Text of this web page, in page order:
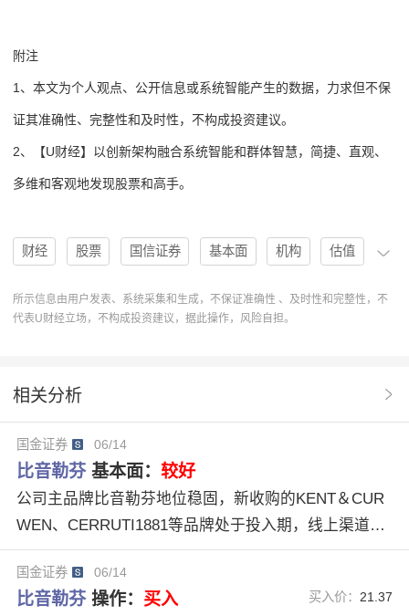
附注
1、本文为个人观点、公开信息或系统智能产生的数据，力求但不保
证其准确性、完整性和及时性，不构成投资建议。
2、【U财经】以创新架构融合系统智能和群体智慧，简捷、直观、
多维和客观地发现股票和高手。
财经 股票 国信证券 基本面 机构 估值
评级 分析 趋势 研报 投资建议
股票分析
第二成长曲线 比音勒芬（002832）
零售数字化体系 品牌运营经验
所示信息由用户发表、系统采集和生成，不保证准确性 、及时性和完整性，不
代表U财经立场，不构成投资建议，据此操作，风险自担。
相关分析
国金证券 06/14
比音勒芬 基本面： 较好
公司主品牌比音勒芬地位稳固，新收购的KENT＆CUR
WEN、CERRUTI1881等品牌处于投入期，线上渠道进
入快速发展阶段，有望持续受益于高端消费和户外经济
红利。预计26-28年公司归母净利润分别为7.20/9.07/10.
84亿元，同比+30.69%/+25.97%/+19.62%，对应PE为1
国金证券 06/14
比音勒芬 操作： 买入 买入价： 21.37